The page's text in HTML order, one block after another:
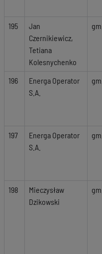
195
Jan
Czernikiewicz,
Tetiana
Kolesnychenko
196
Energa Operator
S.A.
197
Energa Operator
S.A.
198
Mieczysław
Dzikowski